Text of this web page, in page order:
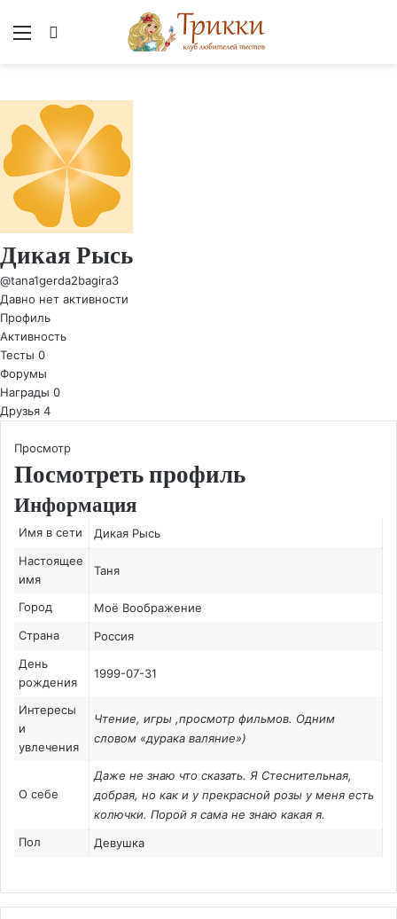
Меню
Дикая Рысь
@tana1gerda2bagira3
Давно нет активности
Профиль
Активность
Тесты 0
Форумы
Награды 0
Друзья 4
Просмотр
Посмотреть профиль
Информация
Имя в сети
Дикая Рысь
Настоящее
имя
Таня
Город
Моё Воображение
Страна
Россия
День
рождения
1999-07-31
Интересы
и
увлечения
Чтение, игры ,просмотр фильмов. Одним
словом «дурака валяние»)
О себе
Даже не знаю что сказать. Я Стеснительная,
добрая, но как и у прекрасной розы у меня есть
колючки. Порой я сама не знаю какая я.
Пол
Девушка